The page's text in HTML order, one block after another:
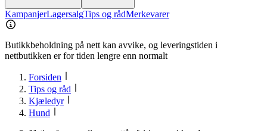
KampanjerLagersalgTips og rådMerkevarer
Butikkbeholdning på nett kan avvike, og leveringstiden i
nettbutikken er for tiden lengre enn normalt
Forsiden
Tips og råd
Kjæledyr
Hund